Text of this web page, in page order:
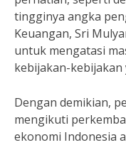
tingginya angka
Keuangan, Sri
untuk mengatasi
kebijakan-
Dengan demikian,
mengikuti
ekonomi Indonesia